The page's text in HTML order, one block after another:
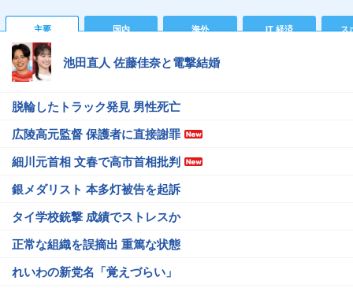
主要 国内 海外 IT 経済 ス
池田直人 佐藤佳奈と電撃結婚
脱輪したトラック発見 男性死亡
広陵高元監督 保護者に直接謝罪
細川元首相 文春で高市首相批判
銀メダリスト 本多灯被告を起訴
タイ学校銃撃 成績でストレスか
正常な組織を誤摘出 重篤な状態
れいわの新党名「覚えづらい」